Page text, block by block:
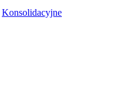
Konsolidacyjne